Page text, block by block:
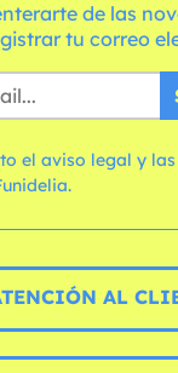
de las
tu correo
el aviso legal y las
AL